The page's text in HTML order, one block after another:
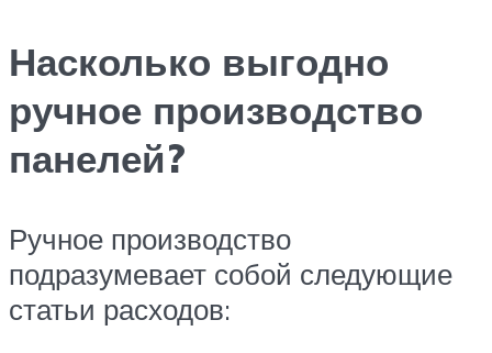
Насколько выгодно
ручное производство
панелей?
Ручное производство
подразумевает собой следующие
статьи расходов: